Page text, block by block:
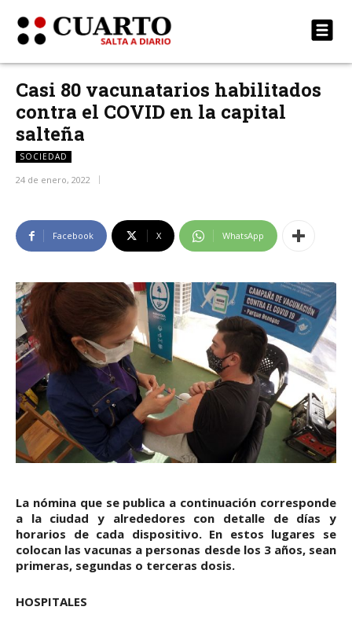
Casi 80 vacunatarios habilitados
contra el COVID en la capital
salteña
SOCIEDAD
24 de enero, 2022
Facebook X WhatsApp
La nómina que se publica a continuación corresponde
a la ciudad y alrededores con detalle de días y
horarios de cada dispositivo. En estos lugares se
colocan las vacunas a personas desde los 3 años, sean
primeras, segundas o terceras dosis.
HOSPITALES